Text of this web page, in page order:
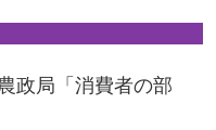
政局「消費者の部